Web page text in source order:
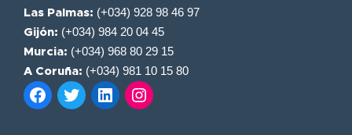
Las Palmas: (+034) 928 98 46 97
Gijón: (+034) 984 20 04 45
Murcia: (+034) 968 80 29 15
A Coruña: (+034) 981 10 15 80